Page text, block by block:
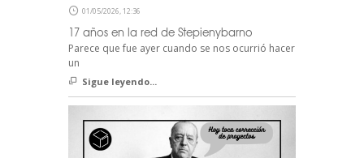
01/05/2026, 12:36
17 años en la red de Stepienybarno
Parece que fue ayer cuando se nos ocurrió hacer
un
Sigue leyendo...